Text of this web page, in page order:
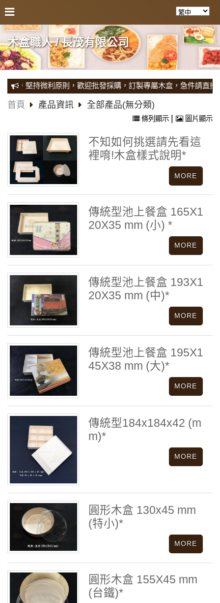
木盒職人 / 長茂有限公司
堅持微利原則，歡迎批發採購，訂製專屬木盒，急件請直接來
首頁 產品資訊 全部產品(無分類)
條列顯示 | 圖片顯示
不知如何挑選請先看這
裡唷!木盒樣式說明*
傳統型池上餐盒 165X1
20X35 mm (小) *
傳統型池上餐盒 193X1
20X35 mm (中)*
傳統型池上餐盒 195X1
45X38 mm (大)*
傳統型184x184x42 (m
m)*
圓形木盒 130x45 mm
(特小)*
圓形木盒 155X45 mm
(台鐵)*